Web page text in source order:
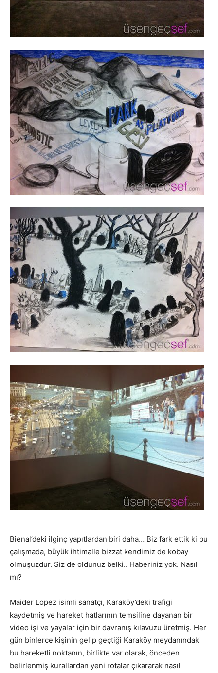
Bienal’deki ilginç yapıtlardan biri daha… Biz fark ettik ki bu
çalışmada, büyük ihtimalle bizzat kendimiz de kobay
olmuşuzdur. Siz de oldunuz belki.. Haberiniz yok. Nasıl
mı?
Maider Lopez isimli sanatçı, Karaköy’deki trafiği
kaydetmiş ve hareket hatlarının temsiline dayanan bir
video işi ve yayalar için bir davranış kılavuzu üretmiş. Her
gün binlerce kişinin gelip geçtiği Karaköy meydanındaki
bu hareketli noktanın, birlikte var olarak, önceden
belirlenmiş kurallardan yeni rotalar çıkararak nasıl